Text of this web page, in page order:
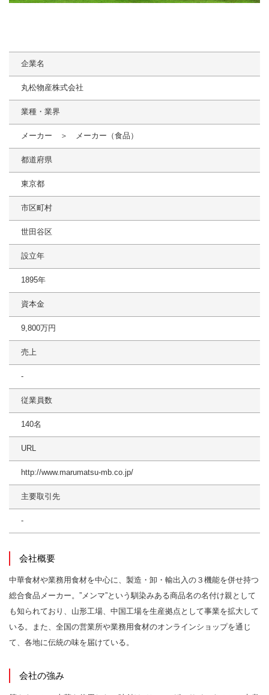
企業名
丸松物産株式会社
業種・業界
メーカー ＞ メーカー（食品）
都道府県
東京都
市区町村
世田谷区
設立年
1895年
資本金
9,800万円
売上
-
従業員数
140名
URL
http://www.marumatsu-mb.co.jp/
主要取引先
-
会社概要
中華食材や業務用食材を中心に、製造・卸・輸出入の３機能を併せ持つ
総合食品メーカー。”メンマ”という馴染みある商品名の名付け親として
も知られており、山形工場、中国工場を生産拠点として事業を拡大して
いる。また、全国の営業所や業務用食材のオンラインショップを通じ
て、各地に伝統の味を届けている。
会社の強み